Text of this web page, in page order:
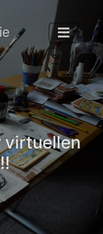
virtuellen